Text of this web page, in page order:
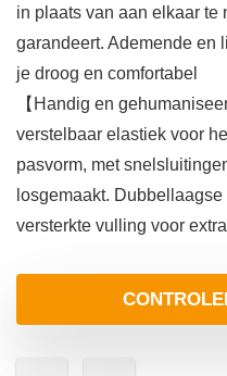
in plaats van aan elkaar te
garandeert. Ademende en
je droog en comfortabel
【Handig en
verstelbaar elastiek voor
pasvorm, met
losgemaakt.
versterkte vulling voor